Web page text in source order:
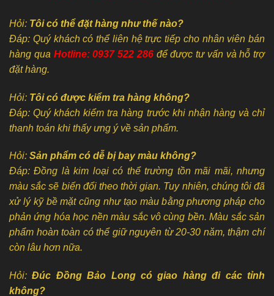
Hỏi: Tôi có thể đặt hàng như thế nào?
Đáp: Quý khách có thể liên hệ trực tiếp cho nhân viên bán
hàng qua Hotline: 0937 522 286 để được tư vấn và hỗ trợ
đặt hàng.
Hỏi: Tôi có được kiểm tra hàng không?
Đáp: Quý khách kiểm tra hàng trước khi nhận hàng và chỉ
thanh toán khi thấy ưng ý về sản phẩm.
Hỏi: Sản phẩm có dễ bị bay màu không?
Đáp: Đồng là kim loại có thể trường tồn mãi mãi, nhưng
màu sắc sẽ biến đổi theo thời gian. Tuy nhiên, chúng tôi đã
xử lý kỹ bề mặt cũng như tạo màu bằng phương pháp cho
phản ứng hóa học nền màu sắc vô cùng bền. Màu sắc sản
phẩm hoàn toàn có thể giữ nguyên từ 20-30 năm, thậm chí
còn lâu hơn nữa.
Hỏi: Đúc Đồng Bảo Long có giao hàng đi các tỉnh
không?